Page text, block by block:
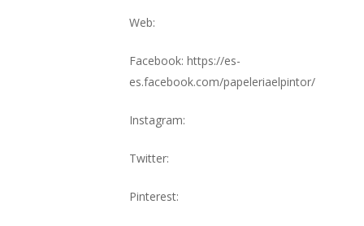
Web:
Facebook: https://es-
es.facebook.com/papeleriaelpintor/
Instagram:
Twitter:
Pinterest: